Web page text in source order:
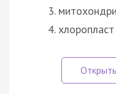
хлоропласт